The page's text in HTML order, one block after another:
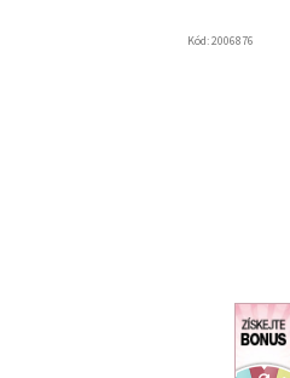
Kód:2006876